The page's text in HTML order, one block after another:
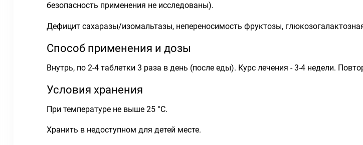
безопасность применения не исследованы).
Дефицит сахаразы/изомальтазы, непереносимость фруктозы,
Способ применения и дозы
Внутрь, по 2-4 таблетки 3 раза в день (после еды). Курс лечения - 3-4 недели.
Условия хранения
При температуре не выше 25 °С.
Хранить в недоступном для детей месте.